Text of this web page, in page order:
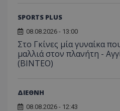
SPORTS PLUS
08.08.2026 - 13:00
Στο Γκίνες μία γυναίκα
μαλλιά στον πλανήτη -
(ΒΙΝΤΕΟ)
ΔΙΕΘΝΗ
08.08.2026 - 12:43